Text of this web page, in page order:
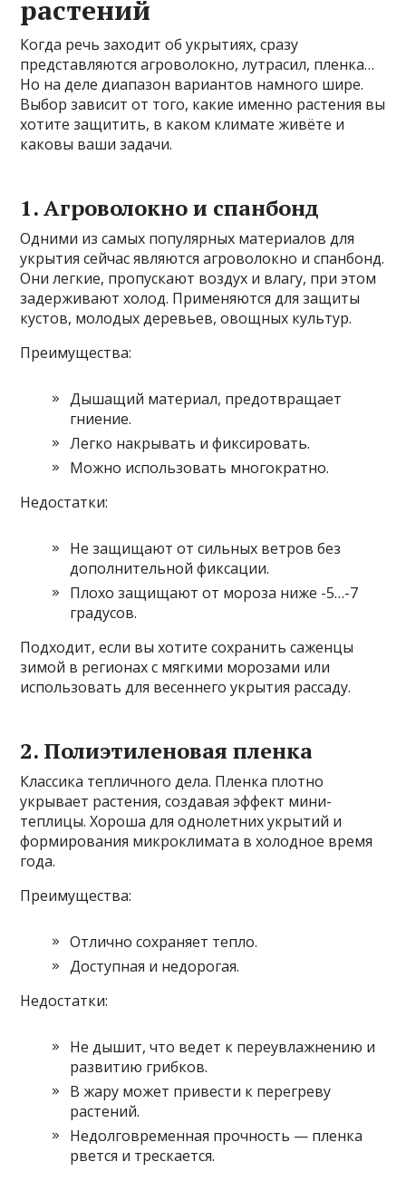
растений
Когда речь заходит об укрытиях, сразу
представляются агроволокно, лутрасил, пленка…
Но на деле диапазон вариантов намного шире.
Выбор зависит от того, какие именно растения вы
хотите защитить, в каком климате живёте и
каковы ваши задачи.
1. Агроволокно и спанбонд
Одними из самых популярных материалов для
укрытия сейчас являются агроволокно и спанбонд.
Они легкие, пропускают воздух и влагу, при этом
задерживают холод. Применяются для защиты
кустов, молодых деревьев, овощных культур.
Преимущества:
Дышащий материал, предотвращает
гниение.
Легко накрывать и фиксировать.
Можно использовать многократно.
Недостатки:
Не защищают от сильных ветров без
дополнительной фиксации.
Плохо защищают от мороза ниже -5…-7
градусов.
Подходит, если вы хотите сохранить саженцы
зимой в регионах с мягкими морозами или
использовать для весеннего укрытия рассаду.
2. Полиэтиленовая пленка
Классика тепличного дела. Пленка плотно
укрывает растения, создавая эффект мини-
теплицы. Хороша для однолетних укрытий и
формирования микроклимата в холодное время
года.
Преимущества:
Отлично сохраняет тепло.
Доступная и недорогая.
Недостатки:
Не дышит, что ведет к переувлажнению и
развитию грибков.
В жару может привести к перегреву
растений.
Недолговременная прочность — пленка
рвется и трескается.